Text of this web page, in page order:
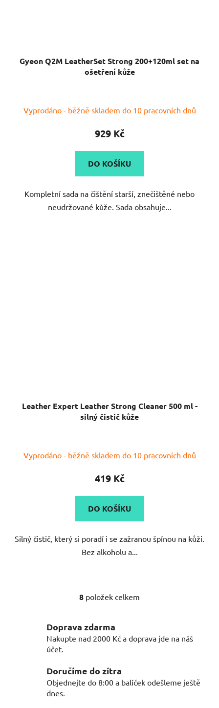
Gyeon Q2M LeatherSet Strong 200+120ml set na
ošetření kůže
hodnocení
produktu
5,0
z
hvězdiček.
Vyprodáno - běžně skladem do 10 pracovních dnů
929 Kč
DO KOŠÍKU
Kompletní sada na čištění starší, znečištěné nebo
neudržované kůže. Sada obsahuje...
Leather Expert Leather Strong Cleaner 500 ml -
silný čistič kůže
Vyprodáno - běžně skladem do 10 pracovních dnů
419 Kč
DO KOŠÍKU
Silný čistič, který si poradí i se zažranou špínou na kůži.
Bez alkoholu a...
O
l
á
d
c
í
p
8 položek celkem
Doprava zdarma
Nakupte nad 2000 Kč a doprava jde na náš
účet.
Doručíme do zítra
Objednejte do 8:00 a balíček odešleme ještě
dnes.